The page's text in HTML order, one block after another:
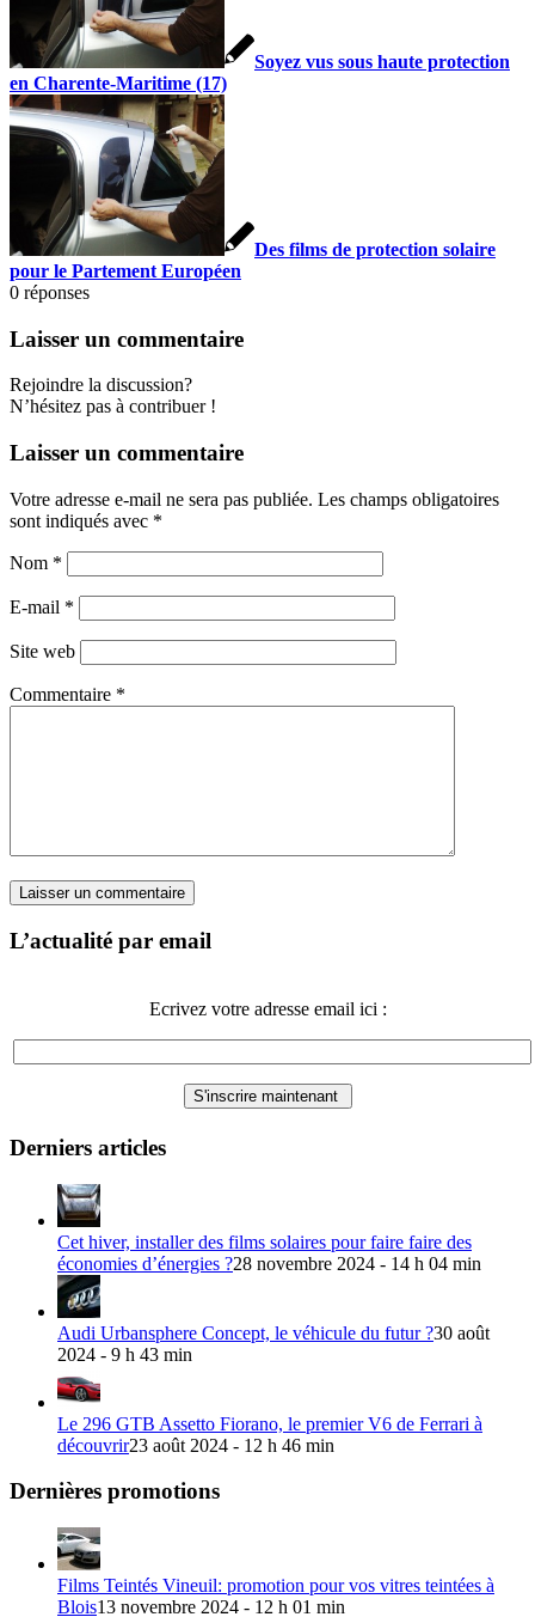
Soyez vus sous haute protection
en Charente-Maritime (17)
Des films de protection solaire
pour le Partement Européen
0 réponses
Laisser un commentaire
Rejoindre la discussion?
N’hésitez pas à contribuer !
Laisser un commentaire
Votre adresse e-mail ne sera pas publiée. Les champs obligatoires
sont indiqués avec *
Nom *
E-mail *
Site web
Commentaire *
L’actualité par email
Ecrivez votre adresse email ici :
Derniers articles
Cet hiver, installer des films solaires pour faire faire des
économies d’énergies ?28 novembre 2024 - 14 h 04 min
Audi Urbansphere Concept, le véhicule du futur ?30 août
2024 - 9 h 43 min
Le 296 GTB Assetto Fiorano, le premier V6 de Ferrari à
découvrir23 août 2024 - 12 h 46 min
Dernières promotions
Films Teintés Vineuil: promotion pour vos vitres teintées à
Blois13 novembre 2024 - 12 h 01 min